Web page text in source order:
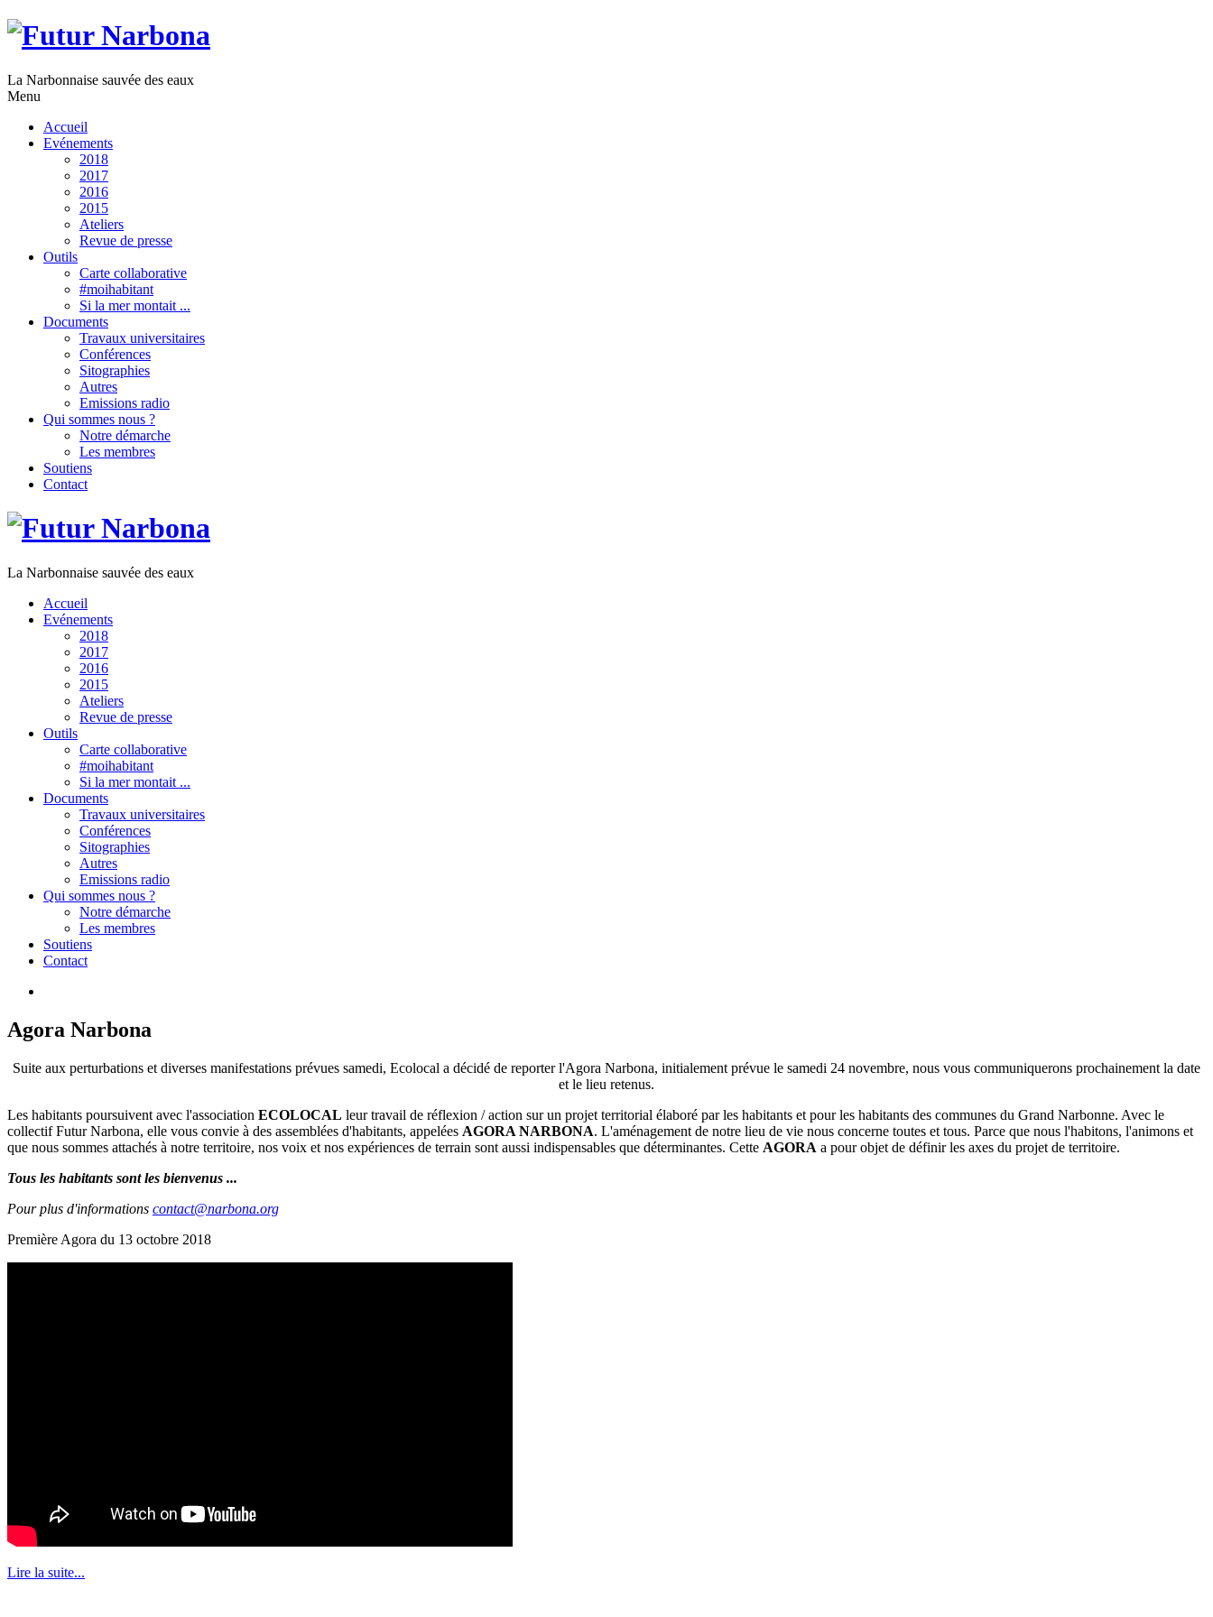
La Narbonnaise sauvée des eaux
Menu
Accueil
Evénements
2018
2017
2016
2015
Ateliers
Revue de presse
Outils
Carte collaborative
#moihabitant
Si la mer montait ...
Documents
Travaux universitaires
Conférences
Sitographies
Autres
Emissions radio
Qui sommes nous ?
Notre démarche
Les membres
Soutiens
Contact
La Narbonnaise sauvée des eaux
Accueil
Evénements
2018
2017
2016
2015
Ateliers
Revue de presse
Outils
Carte collaborative
#moihabitant
Si la mer montait ...
Documents
Travaux universitaires
Conférences
Sitographies
Autres
Emissions radio
Qui sommes nous ?
Notre démarche
Les membres
Soutiens
Contact
Agora Narbona
Suite aux perturbations et diverses manifestations prévues samedi, Ecolocal a décidé de reporter l'Agora Narbona, initialement prévue le samedi 24 novembre, nous vous communiquerons prochainement la date
et le lieu retenus.
Les habitants poursuivent avec l'association ECOLOCAL leur travail de réflexion / action sur un projet territorial élaboré par les habitants et pour les habitants des communes du Grand Narbonne. Avec le
collectif Futur Narbona, elle vous convie à des assemblées d'habitants, appelées AGORA NARBONA. L'aménagement de notre lieu de vie nous concerne toutes et tous. Parce que nous l'habitons, l'animons et
que nous sommes attachés à notre territoire, nos voix et nos expériences de terrain sont aussi indispensables que déterminantes. Cette AGORA a pour objet de définir les axes du projet de territoire.
Tous les habitants sont les bienvenus ...
Pour plus d'informations contact@narbona.org
Première Agora du 13 octobre 2018
Lire la suite...